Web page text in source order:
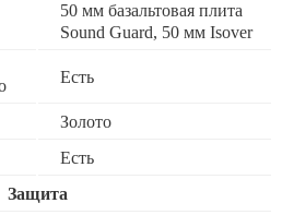
50 мм базальтовая плита
Sound Guard, 50 мм Isover
Есть
Золото
Есть
Защита